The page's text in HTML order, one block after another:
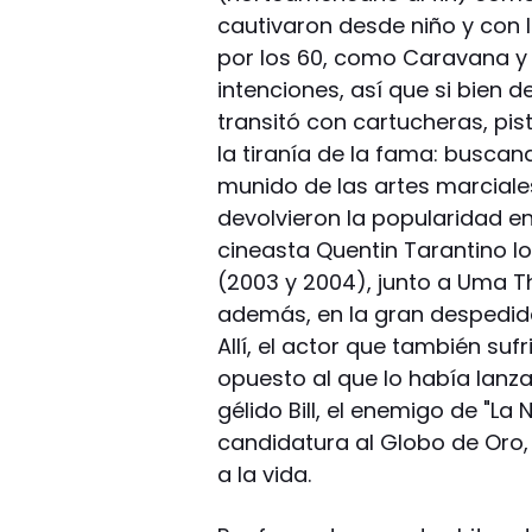
cautivaron desde niño y
por los 60, como Caravana
intenciones, así que si bien
transitó con cartucheras,
la tiranía de la fama:
munido de las artes
devolvieron la popularidad
cineasta Quentin Tarantino
(2003 y 2004), junto a Uma
además, en la gran
Allí, el actor que también
opuesto al que lo había
gélido Bill, el enemigo de "La
candidatura al Globo de
a la vida.